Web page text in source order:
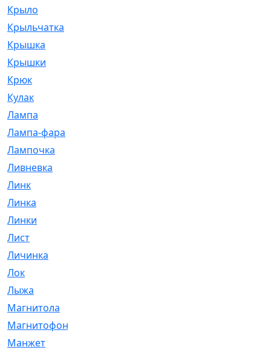
Крыло
Крыльчатка
Крышка
Крышки
Крюк
Кулак
Лампа
Лампа-фара
Лампочка
Ливневка
Линк
Линка
Линки
Лист
Личинка
Лок
Лыжа
Магнитола
Магнитофон
Манжет